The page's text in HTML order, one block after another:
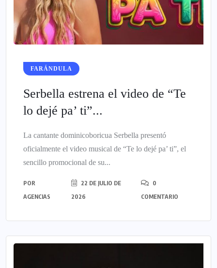
FARÁNDULA
Serbella estrena el video de “Te
lo dejé pa’ ti”...
La cantante dominicoboricua Serbella presentó
oficialmente el video musical de “Te lo dejé pa’ ti”, el
sencillo promocional de su...
POR
AGENCIAS
22 DE JULIO DE
2026
0
COMENTARIO